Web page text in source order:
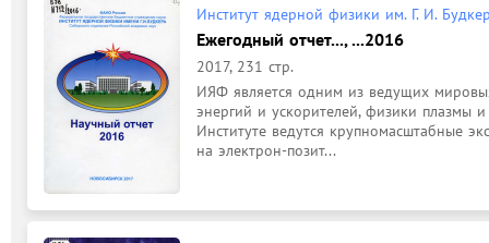
Институт ядерной физики им. Г. И.
Ежегодный отчет..., ...2016
2017, 231 стр.
ИЯФ является одним из ведущих
энергий и ускорителей, физики плазмы
Институте ведутся крупномасштабные
на электрон-позит...